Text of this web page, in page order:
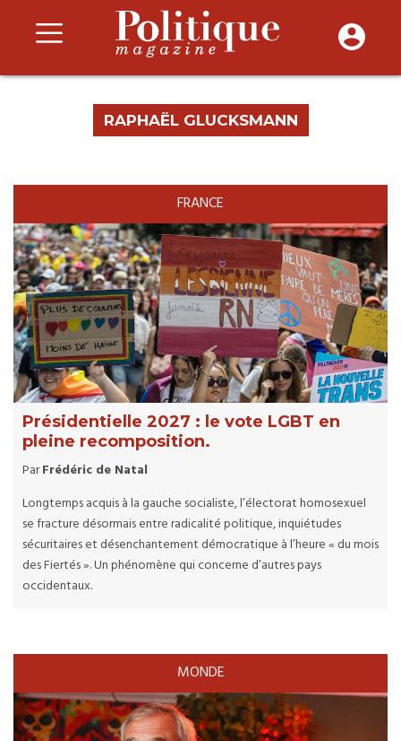
RAPHAËL GLUCKSMANN
FRANCE
Présidentielle 2027 : le vote LGBT en
pleine recomposition.
ParFrédéric de Natal
Longtemps acquis à la gauche socialiste, l’électorat homosexuel
se fracture désormais entre radicalité politique, inquiétudes
sécuritaires et désenchantement démocratique à l’heure « du mois
des Fiertés ». Un phénomène qui concerne d’autres pays
occidentaux.
MONDE